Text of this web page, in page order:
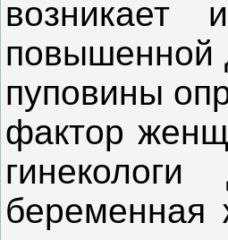
повышенной
пуповины
фактор
беременная